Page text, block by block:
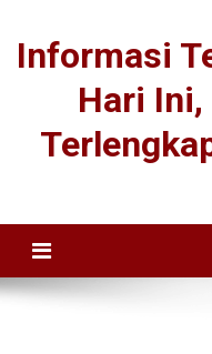
Informasi
Hari